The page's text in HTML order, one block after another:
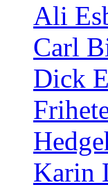
Ali
Carl
Dick
Karin